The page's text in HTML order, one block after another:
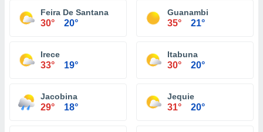
Feira De Santana
30° 20°
Guanambi
35° 21°
Irece
33° 19°
Itabuna
30° 20°
Jacobina
29° 18°
Jequie
31° 20°